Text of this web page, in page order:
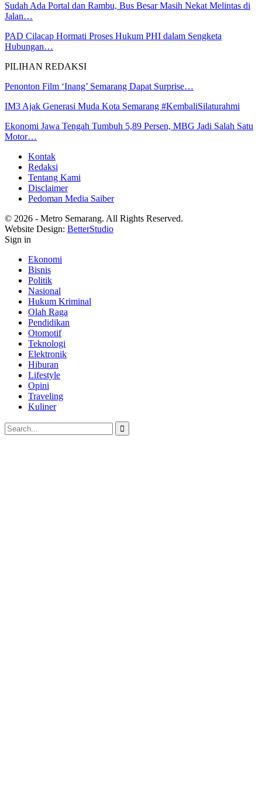
Sudah Ada Portal dan Rambu, Bus Besar Masih Nekat Melintas di
Jalan…
PAD Cilacap Hormati Proses Hukum PHI dalam Sengketa
Hubungan…
PILIHAN REDAKSI
Penonton Film ‘Inang’ Semarang Dapat Surprise…
IM3 Ajak Generasi Muda Kota Semarang #KembaliSilaturahmi
Ekonomi Jawa Tengah Tumbuh 5,89 Persen, MBG Jadi Salah Satu
Motor…
Kontak
Redaksi
Tentang Kami
Disclaimer
Pedoman Media Saiber
© 2026 - Metro Semarang. All Rights Reserved.
Website Design: BetterStudio
Sign in
Ekonomi
Bisnis
Politik
Nasional
Hukum Kriminal
Olah Raga
Pendidikan
Otomotif
Teknologi
Elektronik
Hiburan
Lifestyle
Opini
Traveling
Kuliner